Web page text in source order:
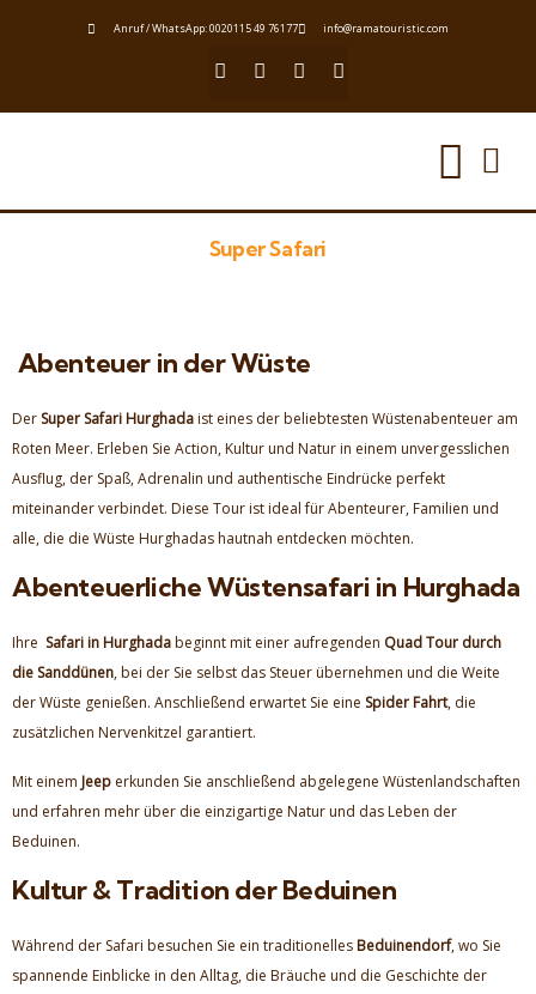
Anruf / WhatsApp: 0020115 49 76177 info@ramatouristic.com
Super Safari
Abenteuer in der Wüste
Der Super Safari Hurghadaist eines der beliebtesten Wüstenabenteuer am
Roten Meer. Erleben Sie Action, Kultur und Natur in einem unvergesslichen
Ausflug, der Spaß, Adrenalin und authentische Eindrücke perfekt
miteinander verbindet. Diese Tour ist ideal für Abenteurer, Familien und
alle, die die Wüste Hurghadas hautnah entdecken möchten.
Abenteuerliche Wüstensafari in Hurghada
Ihre Safari in Hurghadabeginnt mit einer aufregenden Quad Tour durch
die Sanddünen, bei der Sie selbst das Steuer übernehmen und die Weite
der Wüste genießen. Anschließend erwartet Sie eine Spider Fahrt, die
zusätzlichen Nervenkitzel garantiert.
Mit einem Jeep erkunden Sie anschließend abgelegene Wüstenlandschaften
und erfahren mehr über die einzigartige Natur und das Leben der
Beduinen.
Kultur & Tradition der Beduinen
Während der Safari besuchen Sie ein traditionellesBeduinendorf, wo Sie
spannende Einblicke in den Alltag, die Bräuche und die Geschichte der